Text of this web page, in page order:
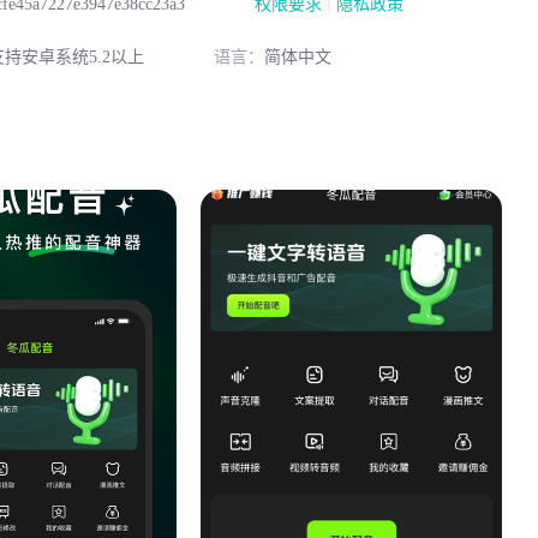
权限要求 隐私政策
持安卓系统5.2以上 语言： 简体中文